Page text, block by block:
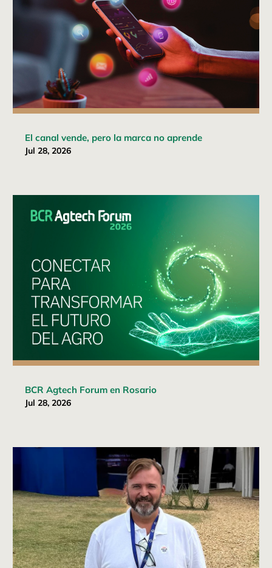
El canal vende, pero la marca no aprende
Jul 28, 2026
BCR Agtech Forum en Rosario
Jul 28, 2026